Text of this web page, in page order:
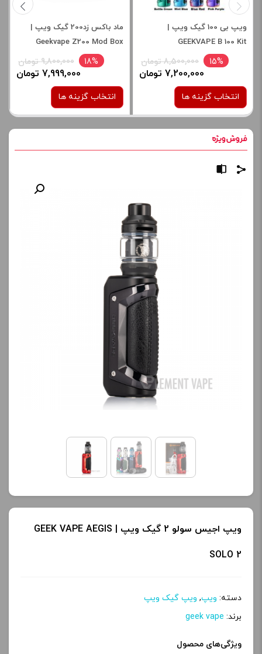
ویپ بی 100 گیک ویپ |
GEEKVAPE B 100 Kit
15% 8,500,000 تومان
7,200,000 تومان
انتخاب گزینه ها
برای فعال شدن سبد خرید و
نمایش قیمت ، گزینه های
محصول را از کادر بالا انتخاب
-
ماد باکس زد200 گیک ویپ |
Geekvape Z200 Mod Box
18% 9,800,000 تومان
7,999,000 تومان
انتخاب گزینه ها
کنید.
قیمت: 11 ساعت پیش
تمامی قیمت ها بروز
هستند.
ویپ اجیس سولو 2 گیک ویپ | GEEK VAPE AEGIS
SOLO 2
دسته: ویپ, ویپ گیک ویپ
برند: geek vape
ویژگی‌های محصول